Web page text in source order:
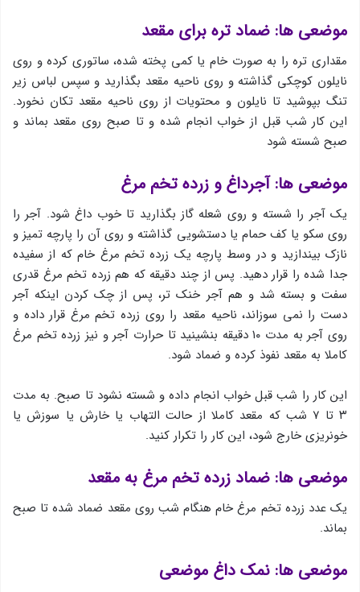
موضعی ها: ضماد تره برای مقعد
مقداری تره را به صورت خام یا کمی پخته شده، ساتوری کرده و روی
نایلون کوچکی گذاشته و روی ناحیه مقعد بگذارید و سپس لباس زیر
تنگ بپوشید تا نایلون و محتویات از روی ناحیه مقعد تکان نخورد.
این کار شب قبل از خواب انجام شده و تا صبح روی مقعد بماند و
صبح شسته شود
موضعی ها: آجرداغ و زرده تخم مرغ
یک آجر را شسته و روی شعله گاز بگذارید تا خوب داغ شود. آجر را
روی سکو یا کف حمام یا دستشویی گذاشته و روی آن را پارچه تمیز و
نازک بیندازید و در وسط پارچه یک زرده تخم مرغ خام که از سفیده
جدا شده را قرار دهید. پس از چند دقیقه که هم زرده تخم مرغ قدری
سفت و بسته شد و هم آجر خنک تر، پس از چک کردن اینکه آجر
دست را نمی سوزاند، ناحیه مقعد را روی زرده تخم مرغ قرار داده و
روی آجر به مدت ۱۰ دقیقه بنشینید تا حرارت آجر و نیز زرده تخم مرغ
کاملا به مقعد نفوذ کرده و ضماد شود.
این کار را شب قبل خواب انجام داده و شسته نشود تا صبح. به مدت
۳ تا ۷ شب که مقعد کاملا از حالت التهاب یا خارش یا سوزش یا
خونریزی خارج شود، این کار را تکرار کنید.
موضعی ها: ضماد زرده تخم مرغ به مقعد
یک عدد زرده تخم مرغ خام هنگام شب روی مقعد ضماد شده تا صبح
بماند.
موضعی ها: نمک داغ موضعی